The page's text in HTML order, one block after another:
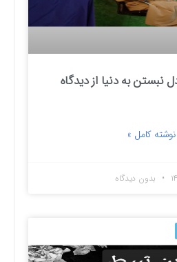
به دنیا از دیدگاه
کامل »
بدون دیدگاه